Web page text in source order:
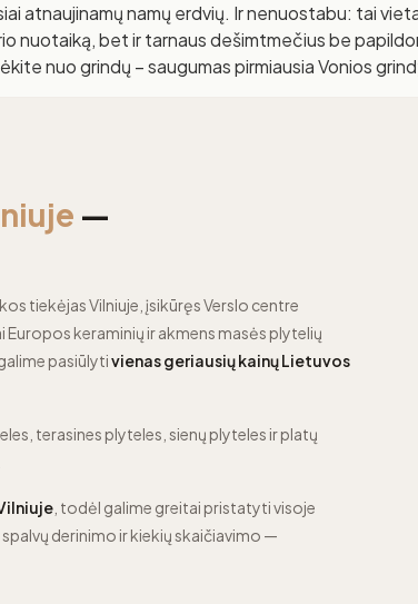
atnaujinamų namų erdvių. Ir nenuostabu: tai
nuotaiką, bet ir tarnaus dešimtmečius be
nuo grindų – saugumas pirmiausia Vonios
—
tiekėjas Vilniuje, įsikūręs Verslo centre
Europos keraminių ir akmens masės plytelių
pasiūlytivienas geriausių kainų Lietuvos
terasines plyteles, sienų plyteles ir platų
, todėl galime greitai pristatyti visoje
derinimo ir kiekių skaičiavimo —